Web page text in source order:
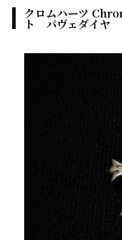
クロムハーツ
ト パヴェダイヤ